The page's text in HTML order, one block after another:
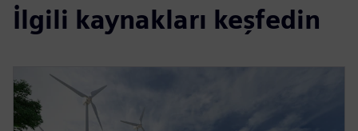
İlgili kaynakları keşfedin